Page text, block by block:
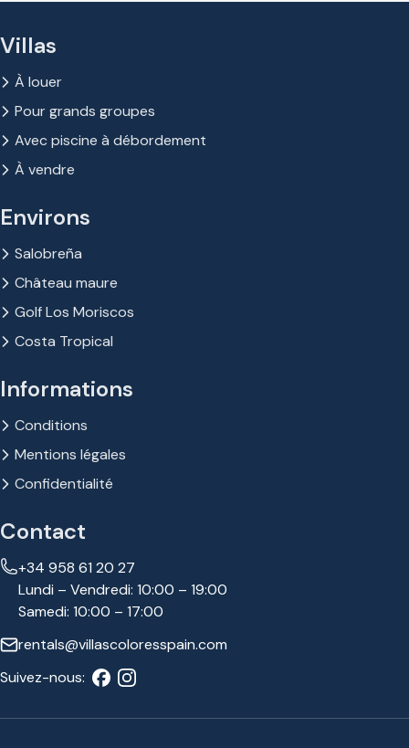
Villas
À louer
Pour grands groupes
Avec piscine à débordement
À vendre
Environs
Salobreña
Château maure
Golf Los Moriscos
Costa Tropical
Informations
Conditions
Mentions légales
Confidentialité
Contact
+34 958 61 20 27
Lundi – Vendredi: 10:00 – 19:00
Samedi: 10:00 – 17:00
rentals@villascoloresspain.com
Suivez-nous: